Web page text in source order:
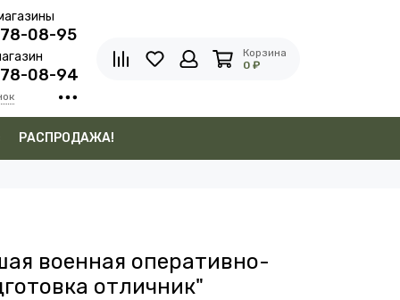
08-95
08-94
Корзина
0 ₽
РАСПРОДАЖА!
военная оперативно-
отличник"